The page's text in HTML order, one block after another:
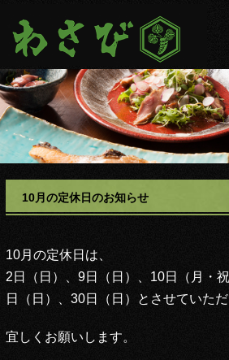
10月の定休日のお知らせ
10月の定休日は、
2日（日）、9日（日）、10日（月・
日（日）、30日（日）とさせていただ
宜しくお願いします。